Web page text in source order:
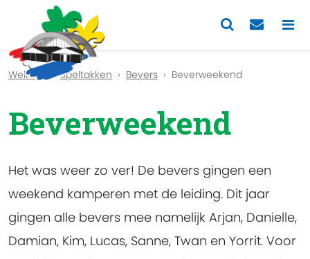
Previous
Welkom Speltakken Bevers Beverweekend
Beverweekend
Het was weer zo ver! De bevers gingen een
weekend kamperen met de leiding. Dit jaar
gingen alle bevers mee namelijk Arjan, Danielle,
Damian, Kim, Lucas, Sanne, Twan en Yorrit. Voor